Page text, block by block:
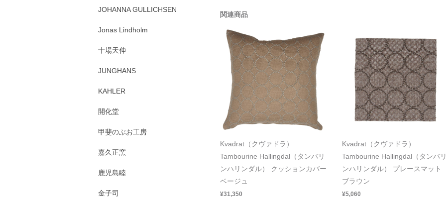
関連商品
Kvadrat（クヴァドラ）
Tambourine Hallingdal（タンバリ
ンハリンダル） クッションカバー
ベージュ
¥31,350
Kvadrat（クヴァドラ）
Tambourine Hallingdal（タンバ
ンハリンダル） プレースマット
ブラウン
¥5,060
JOHANNA GULLICHSEN
Jonas Lindholm
十場天伸
JUNGHANS
KAHLER
開化堂
甲斐のぶお工房
嘉久正窯
鹿児島睦
金子司